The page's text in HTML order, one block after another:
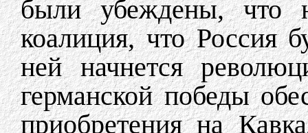
были убеждены, что
коалиция, что Россия
ней начнется
германской победы
приобретения на